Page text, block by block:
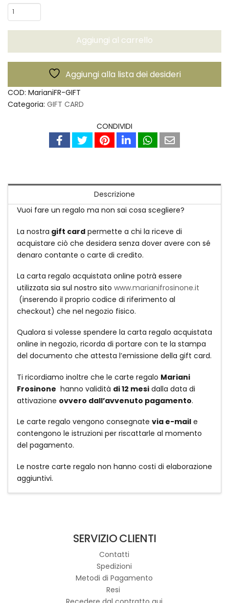
Gift
Card
quantità
Aggiungi al carrello
Aggiungi alla lista dei desideri
COD: MarianiFR-GIFT
Categoria: GIFT CARD
CONDIVIDI
Descrizione
Vuoi fare un regalo ma non sai cosa scegliere?
La nostra gift cardpermette a chi la riceve di
acquistare ciò che desidera senza dover avere con sé
denaro contante o carte di credito.
La carta regalo acquistata online potrà essere
utilizzata sia sul nostro sito www.marianifrosinone.it
(inserendo il proprio codice di riferimento al
checkout) che nel negozio fisico.
Qualora si volesse spendere la carta regalo acquistata
online in negozio, ricorda di portare con te la stampa
del documento che attesta l’emissione della gift card.
Ti ricordiamo inoltre che le carte regalo Mariani
Frosinone hanno validità di 12 mesidalla data di
attivazione ovvero dall’avvenuto pagamento.
Le carte regalo vengono consegnate via e-maile
contengono le istruzioni per riscattarle al momento
del pagamento.
Le nostre carte regalo non hanno costi di elaborazione
aggiuntivi.
SERVIZIO CLIENTI
Contatti
Spedizioni
Metodi di Pagamento
Resi